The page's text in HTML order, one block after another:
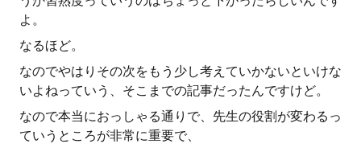
よ。
なるほど。
なのでやはりその次をもう少し考えていかないといけな
いよねっていう、そこまでの記事だったんですけど。
なので本当におっしゃる通りで、先生の役割が変わるっ
ていうところが非常に重要で、